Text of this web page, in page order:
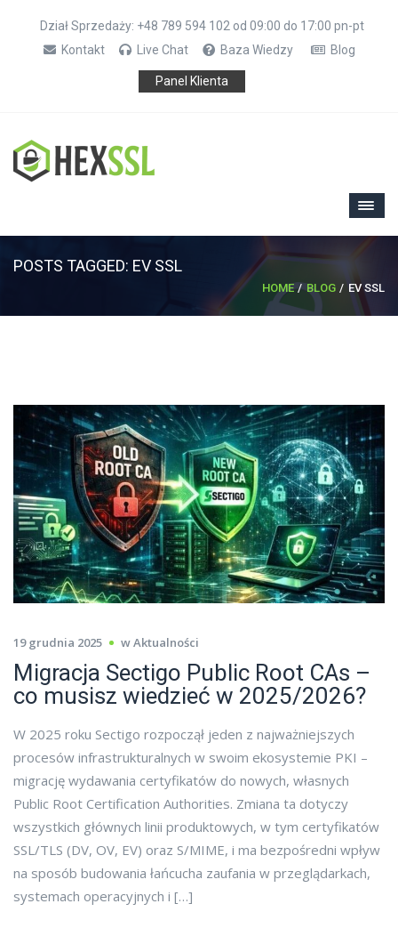
Dział Sprzedaży: +48 789 594 102 od 09:00 do 17:00 pn-pt
Kontakt
Live Chat Baza Wiedzy Blog
Panel Klienta
POSTS TAGGED: EV SSL
HOME BLOG EV SSL
19 grudnia 2025 wAktualności
Migracja Sectigo Public Root CAs –
co musisz wiedzieć w 2025/2026?
W 2025 roku Sectigo rozpoczął jeden z najważniejszych
procesów infrastrukturalnych w swoim ekosystemie PKI –
migrację wydawania certyfikatów do nowych, własnych
Public Root Certification Authorities. Zmiana ta dotyczy
wszystkich głównych linii produktowych, w tym certyfikatów
SSL/TLS (DV, OV, EV) oraz S/MIME, i ma bezpośredni wpływ
na sposób budowania łańcucha zaufania w przeglądarkach,
systemach operacyjnych i […]